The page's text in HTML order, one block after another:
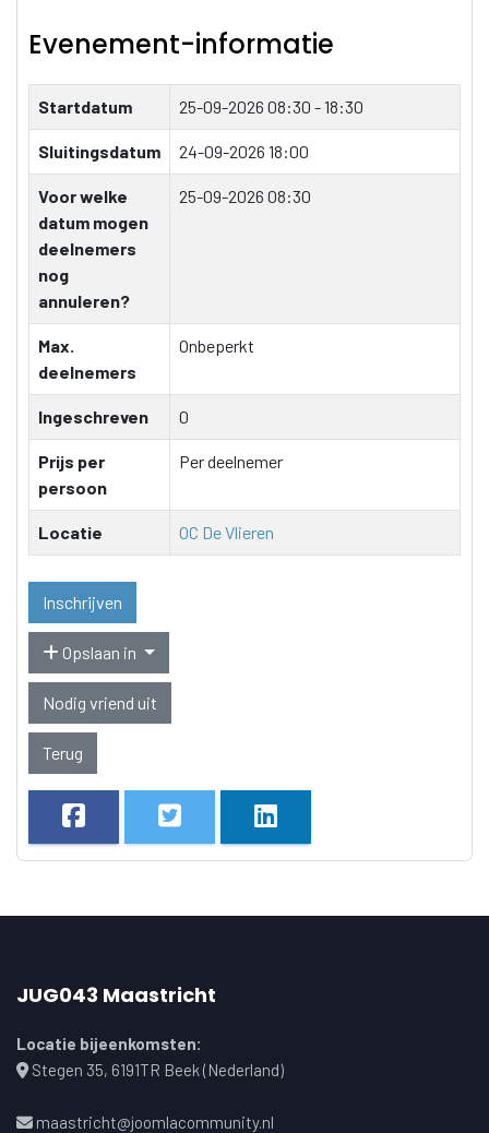
Evenement-informatie
Startdatum 25-09-2026 08:30 - 18:30
Sluitingsdatum 24-09-2026 18:00
Voor welke
datum mogen
deelnemers
nog
annuleren?
25-09-2026 08:30
Max.
deelnemers
Onbeperkt
Ingeschreven 0
Prijs per
persoon
Per deelnemer
Locatie OC De Vlieren
Inschrijven
Opslaan in
Nodig vriend uit
Terug
JUG043 Maastricht
Locatie bijeenkomsten:
Stegen 35, 6191TR Beek (Nederland)
maastricht@joomlacommunity.nl